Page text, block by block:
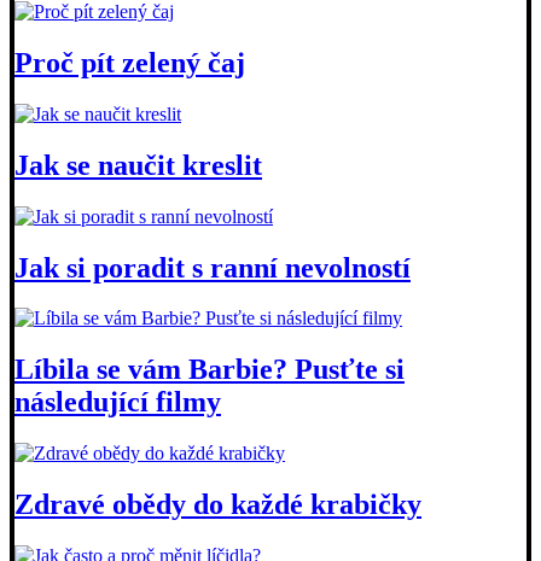
Proč pít zelený čaj
Jak se naučit kreslit
Jak si poradit s ranní nevolností
Líbila se vám Barbie? Pusťte si
následující filmy
Zdravé obědy do každé krabičky